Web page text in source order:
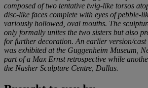
composed of two tentative twig-like torsos
disc-like faces complete with eyes of pebble-
variously hollowed, oval mouths. The
only formally unites the two sisters but also
for further decoration. An earlier version/cast
was exhibited at the Guggenheim Museum,
part of a Max Ernst retrospective while
the Nasher Sculpture Centre, Dallas.